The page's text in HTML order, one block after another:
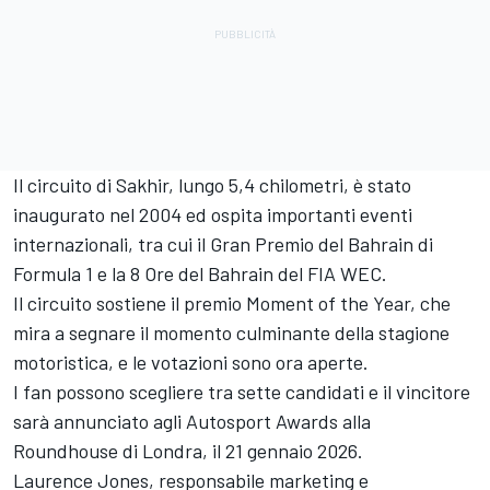
Il circuito di Sakhir, lungo 5,4 chilometri, è stato
inaugurato nel 2004 ed ospita importanti eventi
internazionali, tra cui il Gran Premio del Bahrain di
Formula 1 e la 8 Ore del Bahrain del FIA WEC.
Il circuito sostiene il premio Moment of the Year, che
mira a segnare il momento culminante della stagione
motoristica, e le votazioni sono ora aperte.
I fan possono scegliere tra sette candidati e il vincitore
sarà annunciato agli Autosport Awards alla
Roundhouse di Londra, il 21 gennaio 2026.
Laurence Jones, responsabile marketing e